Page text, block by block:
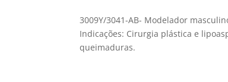
3009Y/3041-AB- Modelador
Indicações: Cirurgia plástica e
queimaduras.